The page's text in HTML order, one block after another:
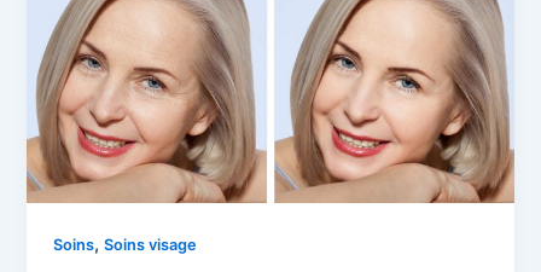
Soins,Soins visage